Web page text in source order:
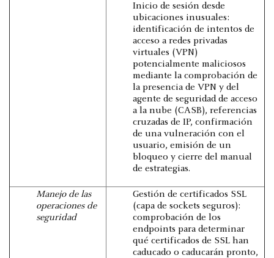
Inicio de sesión desde
ubicaciones inusuales:
identificación de intentos de
acceso a redes privadas
virtuales (VPN)
potencialmente maliciosos
mediante la comprobación de
la presencia de VPN y del
agente de seguridad de acceso
a la nube (CASB), referencias
cruzadas de IP, confirmación
de una vulneración con el
usuario, emisión de un
bloqueo y cierre del manual
de estrategias.
Manejo de las
operaciones de
seguridad
Gestión de certificados SSL
(capa de sockets seguros):
comprobación de los
endpoints para determinar
qué certificados de SSL han
caducado o caducarán pronto,